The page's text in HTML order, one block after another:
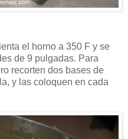
el horno a 350 F y se
de 9 pulgadas. Para
recorten dos bases de
y las coloquen en cada